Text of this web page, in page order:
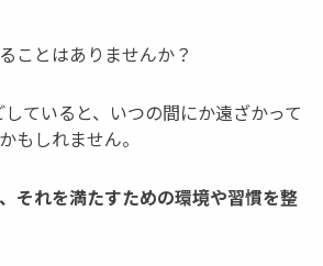
ことはありませんか？
ていると、いつの間にか遠ざかって
もしれません。
それを満たすための環境や習慣を整